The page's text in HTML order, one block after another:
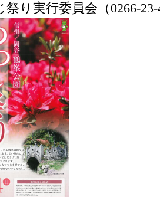
り実行委員会（0266-23-